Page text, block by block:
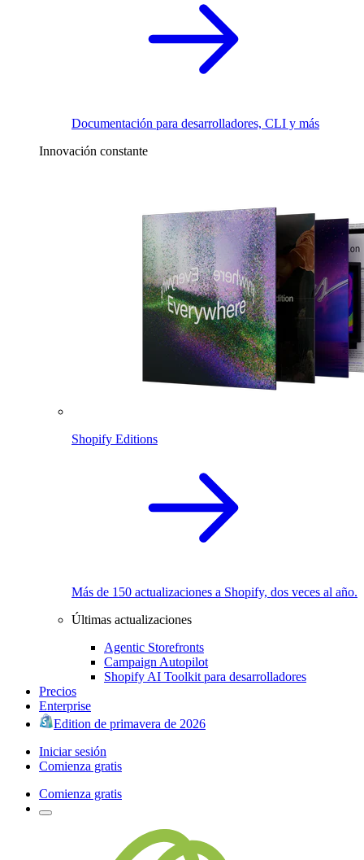
Documentación para desarrolladores, CLI y más
Innovación constante
Shopify Editions
Más de 150 actualizaciones a Shopify, dos veces al año.
Últimas actualizaciones
Agentic Storefronts
Campaign Autopilot
Shopify AI Toolkit para desarrolladores
Precios
Enterprise
Edition de primavera de 2026
Iniciar sesión
Comienza gratis
Comienza gratis